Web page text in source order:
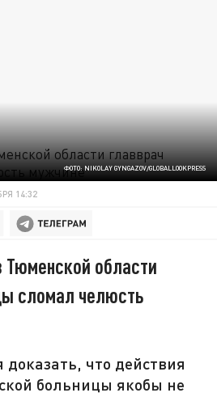
ФОТО: NIKOLAY GYNGAZOV/GLOBALLOOKPRESS
14:32
области
сломал челюсть
что действия
больницы якобы не